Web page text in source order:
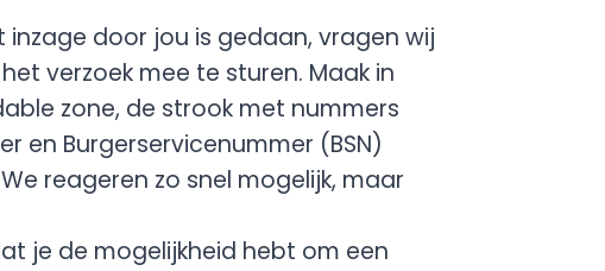
door jou is gedaan, vragen wij
verzoek mee te sturen. Maak in
zone, de strook met nummers
Burgerservicenummer (BSN)
reageren zo snel mogelijk, maar
je de mogelijkheid hebt om een